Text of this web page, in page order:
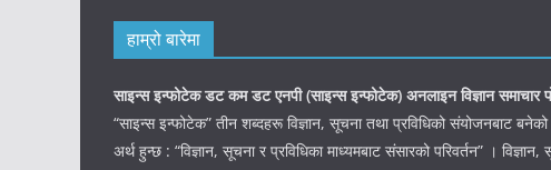
हाम्रो बारेमा
साइन्स इन्फोटेक डट कम डट एनपी (साइन्सइन्फोटेक) अनलाइन विज्ञान समाचार
“साइन्स इन्फोटेक” तीन शब्दहरू विज्ञान, सूचना तथा प्रविधिको संयोजनबाट
अर्थ हुन्छ : “विज्ञान, सूचना र प्रविधिका माध्यमबाट संसारको परिवर्तन” । विज्ञान,